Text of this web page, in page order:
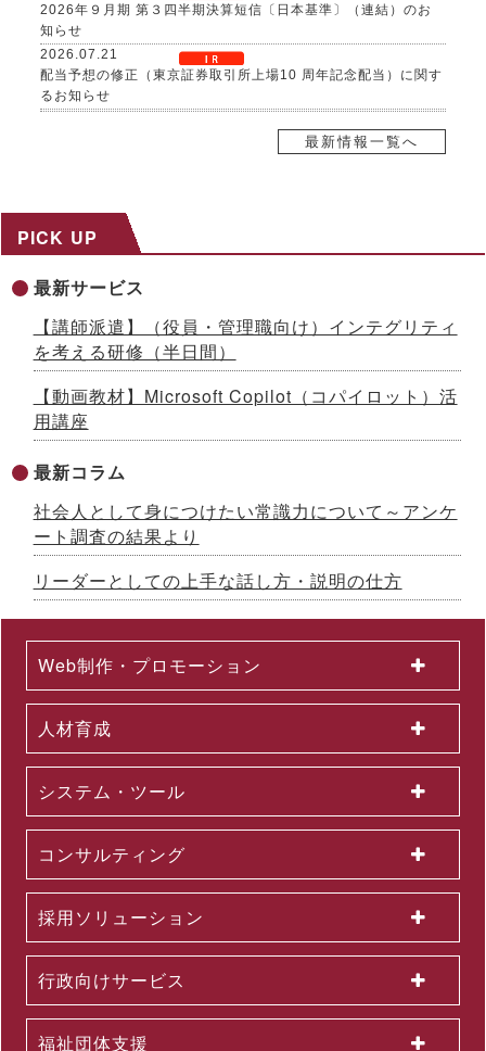
2026年９月期 第３四半期決算短信〔日本基準〕（連結）のお
知らせ
2026.07.21
配当予想の修正（東京証券取引所上場10 周年記念配当）に関す
るお知らせ
自己株式取得に係る事項の決定及び自己株式の消却に関するお
ペーンを開催 ～３日間29,800円の特別価格で公開講座を提供
イボート）」提供開始 ～先着100社限定キャンペーン実施中
2026.07.13
AI時代をリードする「ネオゼネラリスト」養成研修を開発 ～構
座開始
2026.07.10
「インソースグループ統合報告書2025」発行のお知らせ ～AI
時代の成長戦略を様々な観点で解説
成果が出るまで伴走する、Forward Deployed型コンサルタン
ト養成研修を開発 ～26年７月から公開講座で提供
2026.07.03
国土交通省採択の二地域居住事業に参画、新たな人流創出へ～
「白川町二地域居住促進コンソーシアム」協定締結のお知らせ
2026.07.01
2026年６月度KPI（業績指標）進捗状況
2026.06.12
待値の理解」を軸に、７月から新たに３研修を公開講座で開催
2026.06.08
催 ～問題意識調査結果から、日本企業における課題を読み解く
2026.06.03
＜第３弾＞「AI活用を１億人に」交通広告を６月より大幅拡大
～東名阪エリアの主要路線にて、教育による業務へのAI活用支
援を力強く訴求
2026.06.01
組織変更及び人事異動に関するお知らせ
2026.06.01
2026年５月度KPI（業績指標）進捗状況
公開講座セットプラン「上司部下ペアプラン」を26年５月より
提供開始 ～同一テーマの同時受講で、実践につながる共通言語
最新情報一覧へ
PICK UP
最新サービス
【講師派遣】（役員・管理職向け）インテグリティ
を考える研修（半日間）
【動画教材】Microsoft Copilot（コパイロット）活
用講座
最新コラム
社会人として身につけたい常識力について～アンケ
ート調査の結果より
リーダーとしての上手な話し方・説明の仕方
Web制作・プロモーション
人材育成
システム・ツール
コンサルティング
採用ソリューション
行政向けサービス
福祉団体支援